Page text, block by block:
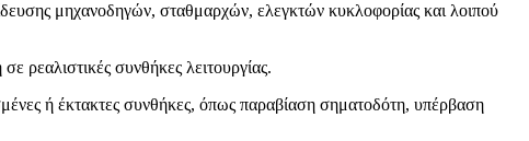
μηχανοδηγών, σταθμαρχών, ελεγκτών κυκλοφορίας και λοιπού
ρεαλιστικές συνθήκες λειτουργίας.
ή έκτακτες συνθήκες, όπως παραβίαση σηματοδότη, υπέρβαση